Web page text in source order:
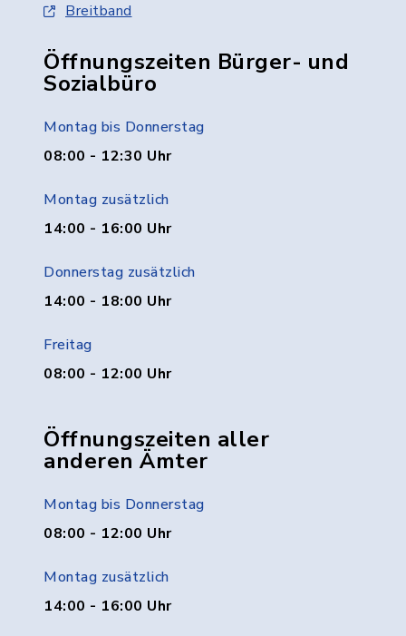
Breitband
Öffnungszeiten Bürger- und
Sozialbüro
Montag bis Donnerstag
08:00 - 12:30 Uhr
Montag zusätzlich
14:00 - 16:00 Uhr
Donnerstag zusätzlich
14:00 - 18:00 Uhr
Freitag
08:00 - 12:00 Uhr
Öffnungszeiten aller
anderen Ämter
Montag bis Donnerstag
08:00 - 12:00 Uhr
Montag zusätzlich
14:00 - 16:00 Uhr